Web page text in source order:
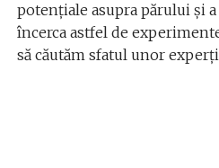
potențiale asupra părului și
încerca astfel de
să căutăm sfatul unor